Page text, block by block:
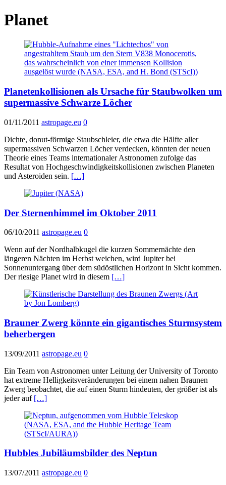
Planet
Planetenkollisionen als Ursache für Staubwolken um
supermassive Schwarze Löcher
01/11/2011 astropage.eu 0
Dichte, donut-förmige Staubschleier, die etwa die Hälfte aller
supermassiven Schwarzen Löcher verdecken, könnten der neuen
Theorie eines Teams internationaler Astronomen zufolge das
Resultat von Hochgeschwindigkeitskollisionen zwischen Planeten
und Asteroiden sein. […]
Der Sternenhimmel im Oktober 2011
06/10/2011 astropage.eu 0
Wenn auf der Nordhalbkugel die kurzen Sommernächte den
längeren Nächten im Herbst weichen, wird Jupiter bei
Sonnenuntergang über dem südöstlichen Horizont in Sicht kommen.
Der riesige Planet wird in diesem […]
Brauner Zwerg könnte ein gigantisches Sturmsystem
beherbergen
13/09/2011 astropage.eu 0
Ein Team von Astronomen unter Leitung der University of Toronto
hat extreme Helligkeitsveränderungen bei einem nahen Braunen
Zwerg beobachtet, die auf einen Sturm hindeuten, der größer ist als
jeder auf […]
Hubbles Jubiläumsbilder des Neptun
13/07/2011 astropage.eu 0